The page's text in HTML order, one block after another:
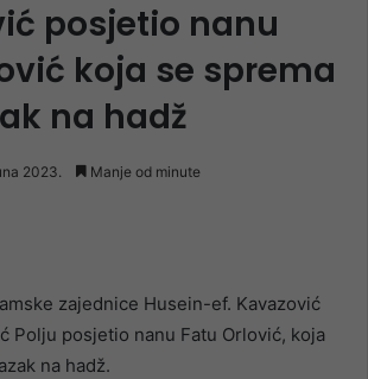
posjetio nanu
koja se sprema
na hadž
2023. Manje od minute
zajednice Husein-ef. Kavazović
Polju posjetio nanu Fatu Orlović, koja
na hadž.